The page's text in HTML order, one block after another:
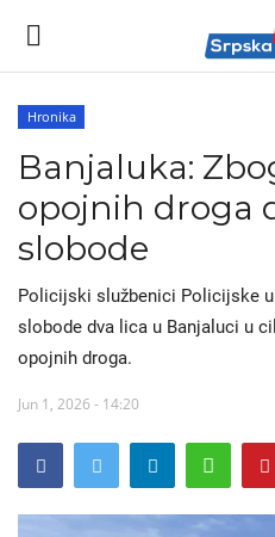
Vijesti
Kontakt
Politika
Marketing
Sport
Korona Virus
Hronika
Banjaluka:
opojnih droga
slobode
Policijski službenici Policijske
slobode dva lica u Banjaluci u
opojnih droga.
Jun 1, 2026 - 14:20